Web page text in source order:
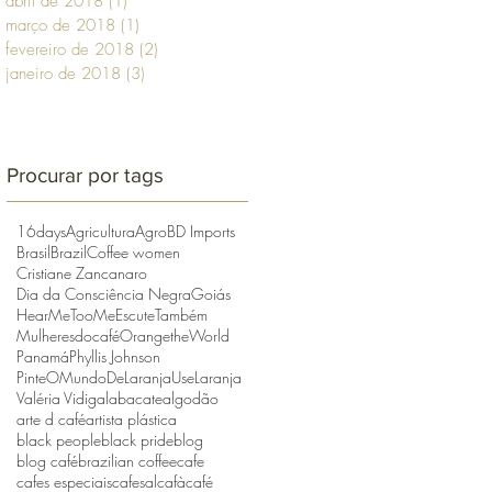
março de 2018 (1)
fevereiro de 2018 (2)
janeiro de 2018 (3)
Procurar por tags
16daysAgriculturaAgroBD Imports
BrasilBrazilCoffee women
Cristiane Zancanaro
Dia da Consciência NegraGoiás
HearMeTooMeEscuteTambém
MulheresdocaféOrangetheWorld
PanamáPhyllis Johnson
PinteOMundoDeLaranjaUseLaranja
Valéria Vidigalabacatealgodão
arte d caféartista plástica
black peopleblack prideblog
blog cafébrazilian coffeecafe
cafes especiaiscafesalcafàcafé